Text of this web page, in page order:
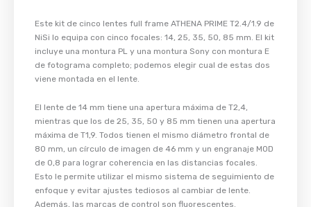
Este kit de cinco lentes full frame ATHENA PRIME T2.4/1.9 de
NiSi lo equipa con cinco focales: 14, 25, 35, 50, 85 mm. El kit
incluye una montura PL y una montura Sony con montura E
de fotograma completo; podemos elegir cual de estas dos
viene montada en el lente.
El lente de 14 mm tiene una apertura máxima de T2,4,
mientras que los de 25, 35, 50 y 85 mm tienen una apertura
máxima de T1,9. Todos tienen el mismo diámetro frontal de
80 mm, un círculo de imagen de 46 mm y un engranaje MOD
de 0,8 para lograr coherencia en las distancias focales.
Esto le permite utilizar el mismo sistema de seguimiento de
enfoque y evitar ajustes tediosos al cambiar de lente.
Además, las marcas de control son fluorescentes.